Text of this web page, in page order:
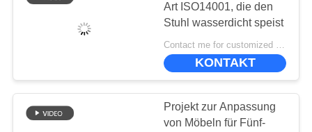
Art ISO14001, die den
Stuhl wasserdicht speist
KONTAKT
Projekt zur Anpassung
von Möbeln für Fünf-